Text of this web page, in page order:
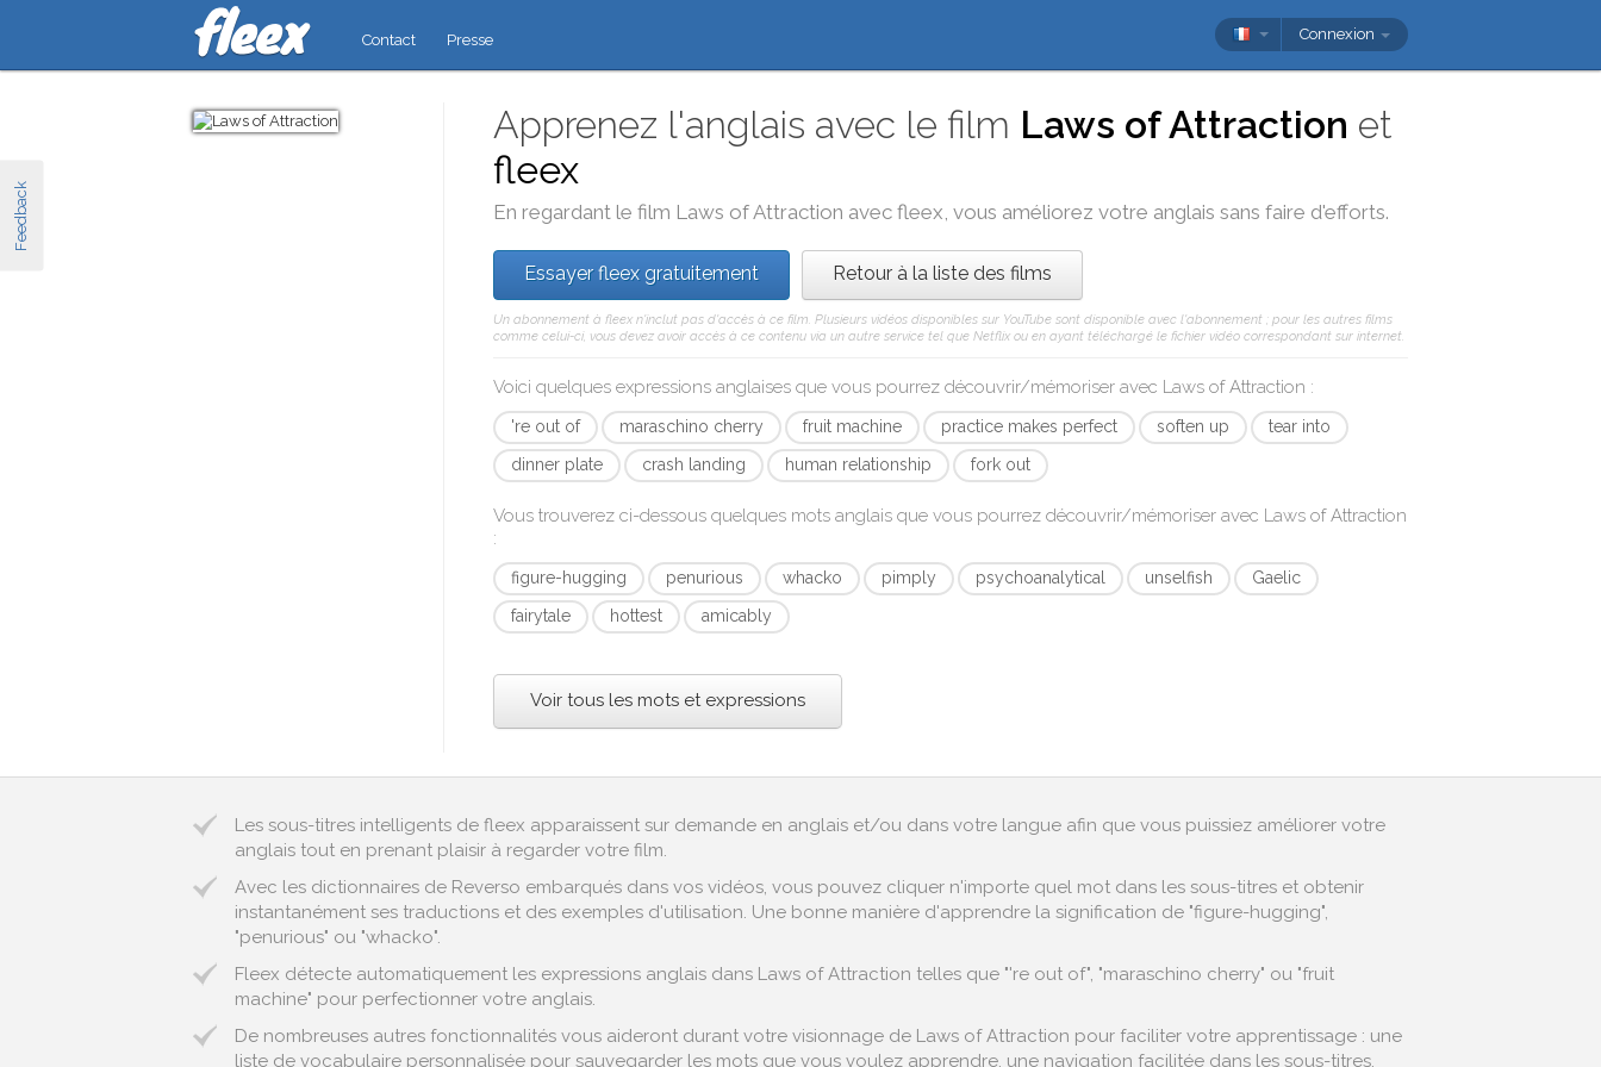
Feedback
Contact Presse Connexion
Apprenez l'anglais avec le film Laws of Attraction et
fleex
En regardant le film Laws of Attraction avecfleex, vous améliorez votre anglais sans faire d'efforts.
Essayer fleex gratuitement Retour à la liste des films
Un abonnement à fleex n'inclut pas d'accès à ce film. Plusieurs vidéos disponibles sur YouTube sont disponible avec l'abonnement ; pour les autres films
comme celui-ci, vous devez avoir accès à ce contenu via un autre service tel que Netflix ou en ayant téléchargé le fichier vidéo correspondant sur internet.
Voici quelques expressions anglaises que vous pourrez découvrir/mémoriser avec Laws of Attraction :
're out of maraschino cherry fruit machine practice makes perfect soften up
tear into
dinner plate
crash landing human relationship fork out
Vous trouverez ci-dessous quelques mots anglais que vous pourrez découvrir/mémoriser avec Laws of Attraction
:
figure-hugging penurious whacko pimply psychoanalytical unselfish
Gaelic
fairytale
hottest amicably
Voir tous les mots et expressions
Les sous-titres intelligents de fleex apparaissent sur demande en anglais et/ou dans votre langue afin que vous puissiez améliorer votre
anglais tout en prenant plaisir à regarder votre film.
Avec les dictionnaires de Reverso embarqués dans vos vidéos, vous pouvez cliquer n'importe quel mot dans les sous-titres et obtenir
instantanément ses traductions et des exemples d'utilisation. Une bonne manière d'apprendre la signification de "figure-hugging",
"penurious" ou "whacko".
Fleex détecte automatiquement les expressions anglais dans Laws of Attraction telles que "'re out of", "maraschino cherry" ou "fruit
machine" pour perfectionner votre anglais.
De nombreuses autres fonctionnalités vous aideront durant votre visionnage de Laws of Attraction pour faciliter votre apprentissage : une
liste de vocabulaire personnalisée pour sauvegarder les mots que vous voulez apprendre, une navigation facilitée dans les sous-titres,